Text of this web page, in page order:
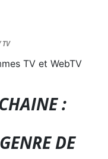
TV
TV et WebTV
:
DE